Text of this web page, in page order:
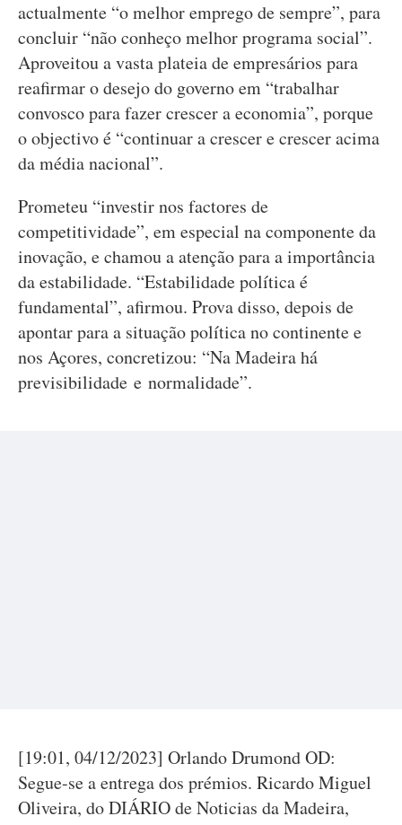
actualmente “o melhor emprego de sempre”, para
concluir “não conheço melhor programa social”.
Aproveitou a vasta plateia de empresários para
reafirmar o desejo do governo em “trabalhar
convosco para fazer crescer a economia”, porque
o objectivo é “continuar a crescer e crescer acima
da média nacional”.
Prometeu “investir nos factores de
competitividade”, em especial na componente da
inovação, e chamou a atenção para a importância
da estabilidade. “Estabilidade política é
fundamental”, afirmou. Prova disso, depois de
apontar para a situação política no continente e
nos Açores, concretizou: “Na Madeira há
previsibilidade e normalidade”.
[19:01, 04/12/2023] Orlando Drumond OD:
Segue-se a entrega dos prémios. Ricardo Miguel
Oliveira, do DIÁRIO de Noticias da Madeira,